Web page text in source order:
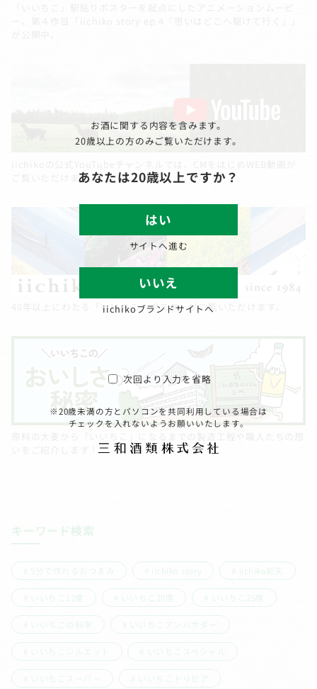
ご覧いただけます。
40年以上にわたる「いいちこ」ポスターがご覧いただけます。
いをご紹介します！
キーワード検索
5分で作れるおつまみ iichiko story iichiko彩天
いいちこ12度 いいちこ20度 いいちこ25度
いいちこの科学 いいちこアンバサダー
いいちこシルエット いいちこスペシャル
いいちこスーパー いいちこトリビア
お酒に関する内容を含みます。
20歳以上の方のみご覧いただけます。
あなたは20歳以上ですか？
はい
サイトへ進む
いいえ
iichikoブランドサイトへ
次回より入力を省略
※20歳未満の方とパソコンを共同利用している場合は
チェックを入れないようお願いいたします。